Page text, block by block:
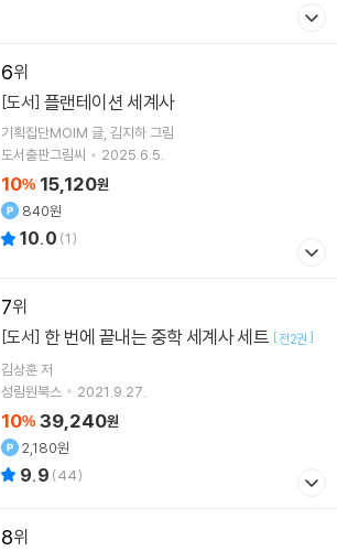
6
[도서] 플랜테이션 세계사
기획집단MOIM 글 김지하그림
도서출판그림씨
2025.6.5.
10% 15,120원
840원
10.0 (1)
7
[도서] 한 번에 끝내는 중학 세계사 세트 [전2권 ]
김상훈저
성림원북스
2021.9.27.
10% 39,240원
2,180원
9.9 (44)
8